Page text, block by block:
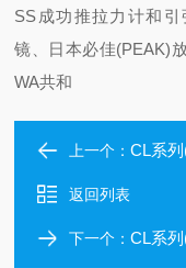
SS成功推拉力计和
镜、日本必佳(PEAK)
WA共和
上一个：CL系列
返回列表
下一个：CL系列